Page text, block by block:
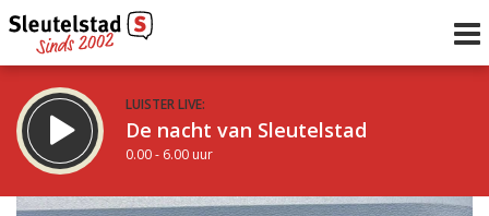
LUISTER LIVE:
De nacht van Sleutelstad
0.00 - 6.00 uur
STRAKS: